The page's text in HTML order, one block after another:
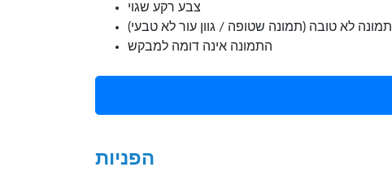
צבע רקע שגוי
תמונה לא טובה (תמונה שטופה / גוון עור לא טבעי)
התמונה אינה דומה למבקש
הפניות